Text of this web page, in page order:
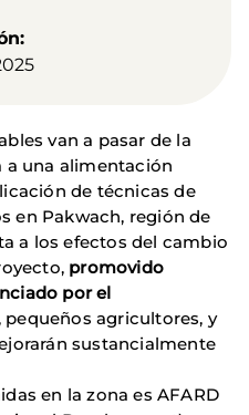
van a pasar de la
a una alimentación
de técnicas de
en Pakwach, región de
a los efectos del cambio
promovido
por el
pequeños agricultores, y
sustancialmente
en la zona es AFARD